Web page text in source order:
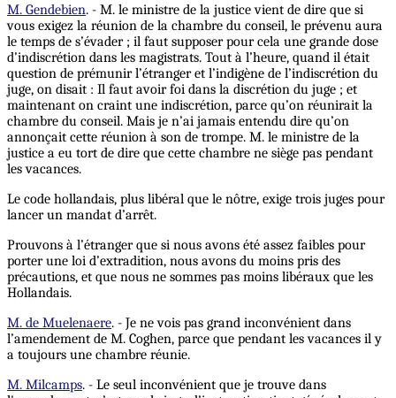
M. Gendebien. - M. le ministre de la justice vient de dire que si
vous exigez la réunion de la chambre du conseil, le prévenu aura
le temps de s’évader ; il faut supposer pour cela une grande dose
d’indiscrétion dans les magistrats. Tout à l’heure, quand il était
question de prémunir l’étranger et l’indigène de l’indiscrétion du
juge, on disait : Il faut avoir foi dans la discrétion du juge ; et
maintenant on craint une indiscrétion, parce qu’on réunirait la
chambre du conseil. Mais je n’ai jamais entendu dire qu’on
annonçait cette réunion à son de trompe. M. le ministre de la
justice a eu tort de dire que cette chambre ne siège pas pendant
les vacances.
Le code hollandais, plus libéral que le nôtre, exige trois juges pour
lancer un mandat d’arrêt.
Prouvons à l’étranger que si nous avons été assez faibles pour
porter une loi d’extradition, nous avons du moins pris des
précautions, et que nous ne sommes pas moins libéraux que les
Hollandais.
M. de Muelenaere. - Je ne vois pas grand inconvénient dans
l’amendement de M. Coghen, parce que pendant les vacances il y
a toujours une chambre réunie.
M. Milcamps. - Le seul inconvénient que je trouve dans